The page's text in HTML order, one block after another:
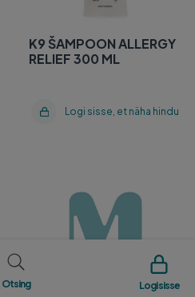
Otsing Logi sisse
K9 ŠAMPOON ALLERGY
RELIEF 300 ML
Logi sisse, et näha hindu
MICROBIOME BALANCE